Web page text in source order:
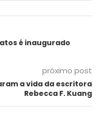
é inaugurado
próximo post
a vida da escritora
Rebecca F. Kuang